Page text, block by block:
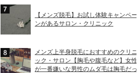
【メンズ脱毛】お試し体験キャンペー
ンがあるサロン・クリニック
メンズ上半身脱毛におすすめのクリニ
ック・サロン【胸毛や腹毛など】女性
が一番嫌いな男性のムダ毛は胸毛だっ